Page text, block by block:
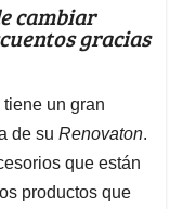
cambiar
gracias
un gran
de su Renovaton.
que están
productos que